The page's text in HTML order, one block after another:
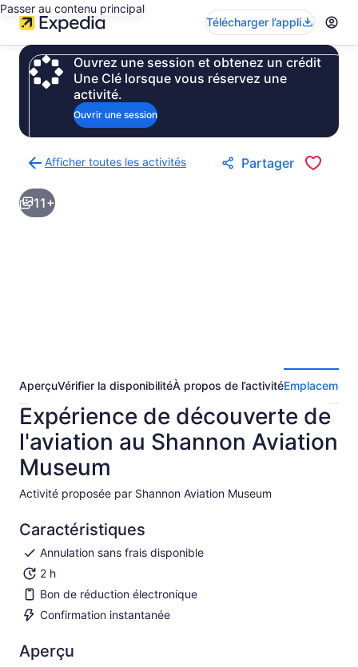
Passer au contenu principal
Télécharger l’appli
Ouvrez une session et obtenez un crédit
Une Clé lorsque vous réservez une
activité.
Ouvrir une session
Afficher toutes les activités
à
la
page
Partager
11+
AperçuVérifier la disponibilitéÀ propos de l’activitéEmplacement
Expérience de découverte de
l'aviation au Shannon Aviation
Museum
Activité proposée par Shannon Aviation Museum
Caractéristiques
Annulation sans frais disponible
2 h
Bon de réduction électronique
Confirmation instantanée
Aperçu